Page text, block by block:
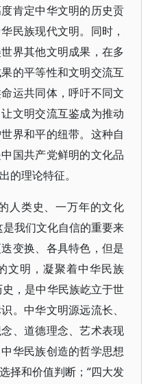
肯定中华文明的历史贡
民族现代文明。同时，
界其他文明成果，在多
的平等性和文明交流互
运共同体，呼吁不同文
文明交流互鉴成为推动
界和平的纽带。这种自
国共产党鲜明的文化品
的理论特征。
人类史、一万年的文化
我们文化自信的重要来
变换、各具特色，但是
文明，凝聚着中华民族
，是中华民族屹立于世
。中华文明源远流长、
、道德理念、艺术表现
华民族创造的哲学思想
择和价值判断；“四大发